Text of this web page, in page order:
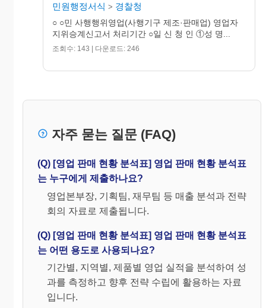
◆ 전년대비 매출금액
(단위:
NO 품 명
( )월
전년비
누계전
년비
2
3
5
6
8
소 계
10
합 계
◆ 전년대비 매출액 증
민원행정서식 > 경찰청
○ ○민 사행행위영업(사행기구 제조·판매업) 영업자
지위승계신고서 처리기간 ○일 신 청 인 ①성 명...
조회수: 143 | 다운로드: 246
자주 묻는 질문 (FAQ)
(Q) [영업 판매 현황 분석표] 영업 판매 현황 분석표
는 누구에게 제출하나요?
영업본부장, 기획팀, 재무팀 등 매출 분석과 전략
회의 자료로 제출됩니다.
(Q) [영업 판매 현황 분석표] 영업 판매 현황 분석표
는 어떤 용도로 사용되나요?
기간별, 지역별, 제품별 영업 실적을 분석하여 성
과를 측정하고 향후 전략 수립에 활용하는 자료
입니다.